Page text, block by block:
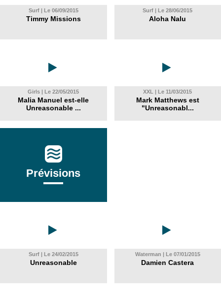
Surf | Le 06/09/2015
Timmy Missions
Surf | Le 28/06/2015
Aloha Nalu
Girls | Le 22/05/2015
Malia Manuel est-elle
Unreasonable ...
XXL | Le 11/03/2015
Mark Matthews est
"Unreasonabl...
Prévisions
Surf | Le 24/02/2015
Unreasonable
Waterman | Le 07/01/2015
Damien Castera